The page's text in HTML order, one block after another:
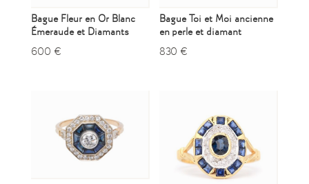
Bague Fleur en Or Blanc
Émeraude et Diamants
600 €
Bague Toi et Moi ancienne
en perle et diamant
830 €